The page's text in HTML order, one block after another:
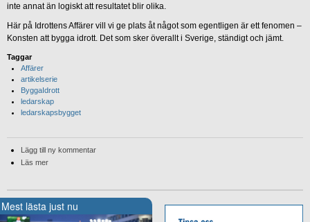
inte annat än logiskt att resultatet blir olika.
Här på Idrottens Affärer vill vi ge plats åt något som egentligen är ett fenomen –
Konsten att bygga idrott. Det som sker överallt i Sverige, ständigt och jämt.
Taggar
Affärer
artikelserie
ByggaIdrott
ledarskap
ledarskapsbygget
Lägg till ny kommentar
Läs mer
Mest lästa just nu